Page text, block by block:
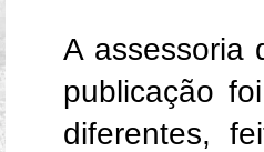
A assessoria
publicação
diferentes,